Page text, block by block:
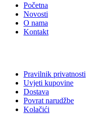
Početna
Novosti
O nama
Kontakt
Pravilnik privatnosti
Uvjeti kupovine
Dostava
Povrat narudžbe
Kolačići